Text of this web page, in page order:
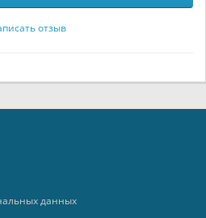
отзыв
данных